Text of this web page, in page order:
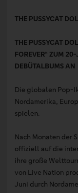
THE PUSSYCAT
THE PUSSYCAT
FOREVER“ ZUM
DEBÜTALBUMS AN
Die globalen Pop-
Nordamerika,
spielen.
Nach Monaten der
offiziell auf die
ihre große
von Live Nation
Juni durch